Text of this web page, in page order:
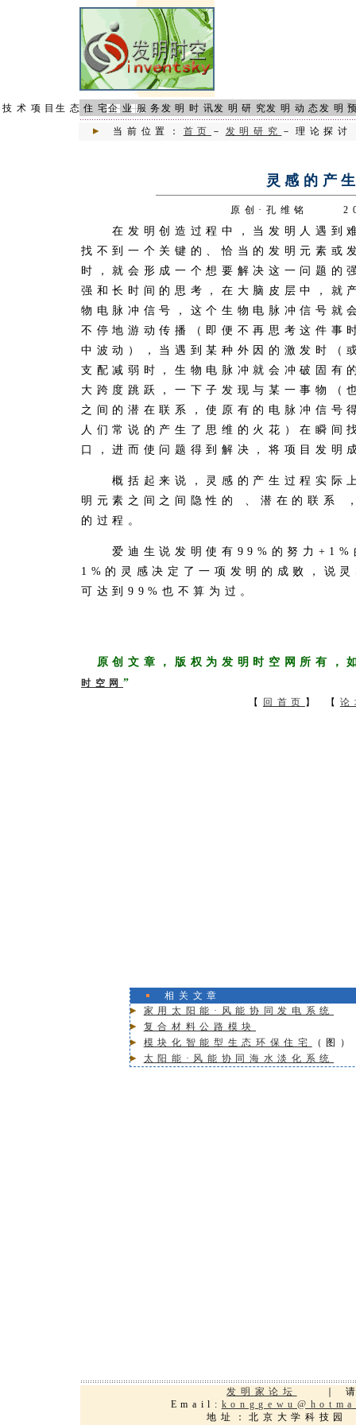
术项目生态住宅企业服务发明时讯发明研究发明动态发明
当前位置： 首页 － 发明研究 －理论探讨
灵感的产
原创·孔维铭
在发明创造过程中，当发明人遇到
找不到一个关键的、恰当的发明元素或
时，就会形成一个想要解决这一问题的
强和长时间的思考，在大脑皮层中，就
物电脉冲信号，这个生物电脉冲信号就
不停地游动传播（即便不再思考这件事
中波动），当遇到某种外因的激发时（
支配减弱时，生物电脉冲就会冲破固有
大跨度跳跃，一下子发现与某一事物（
之间的潜在联系，使原有的电脉冲信号
人们常说的产生了思维的火花）在瞬间
口，进而使问题得到解决，将项目发明
概括起来说，灵感的产生过程实际
明元素之间之间隐性的 、潜在的联系
的过程。
爱迪生说发明使有99%的努力+1%
1%的灵感决定了一项发明的成败，说
可达到99%也不算为过。
原创文章，版权为发明时空网所有，
时空网”
【 回首页 】 【 论
相关文章
家用太阳能·风能协同发电系统
复合材料公路模块
模块化智能型生态环保住宅
（图）
太阳能·风能协同海水淡化系统
发明家论坛
｜ 请
Email:
地址：北京大学